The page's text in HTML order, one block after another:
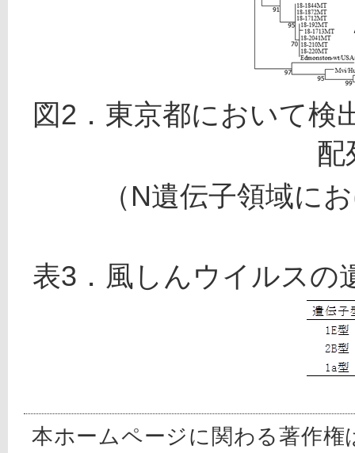
図2．東京都において検
配
（N遺伝子領域に
表3．風しんウイルスの
本ホームページに関わる著作